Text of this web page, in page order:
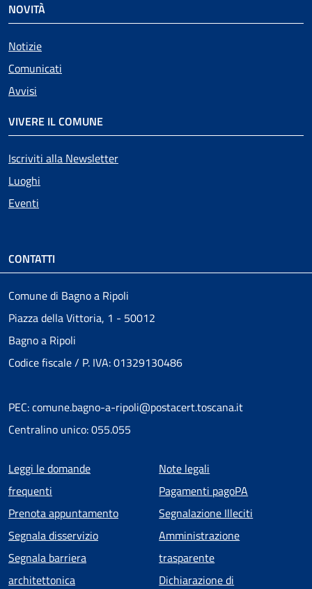
NOVITÀ
Notizie
Comunicati
Avvisi
VIVERE IL COMUNE
Iscriviti alla Newsletter
Luoghi
Eventi
CONTATTI
Comune di Bagno a Ripoli
Piazza della Vittoria, 1 - 50012
Bagno a Ripoli
Codice fiscale / P. IVA: 01329130486
PEC: comune.bagno-a-ripoli@postacert.toscana.it
Centralino unico: 055.055
Menu piè di pagina
Leggi le domande
frequenti
Prenota appuntamento
Segnala disservizio
Segnala barriera
architettonica
Note legali
Pagamenti pagoPA
Segnalazione Illeciti
Amministrazione
trasparente
Dichiarazione di